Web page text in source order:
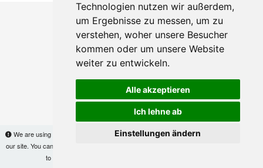
Technologien nutzen wir außerdem,
um Ergebnisse zu messen, um zu
verstehen, woher unsere Besucher
kommen oder um unsere Website
weiter zu entwickeln.
Alle akzeptieren
Ich lehne ab
Einstellungen ändern
We are using cookies to provide statistics that help us give you the best experience of
our site. You can find out more
to use the site without changes, you are agreeing to it.